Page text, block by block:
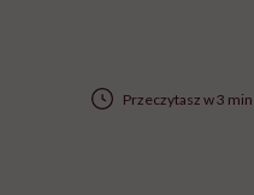
Przeczytasz w 3 min